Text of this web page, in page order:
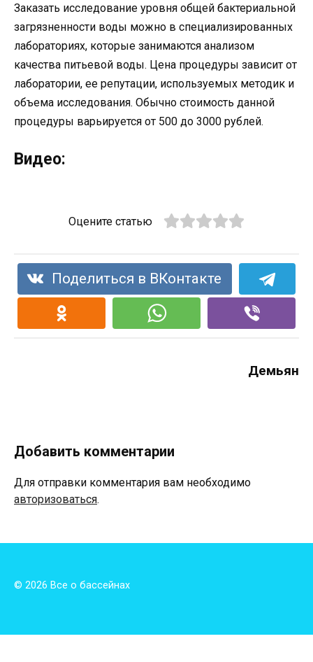
Заказать исследование уровня общей бактериальной
загрязненности воды можно в специализированных
лабораториях, которые занимаются анализом
качества питьевой воды. Цена процедуры зависит от
лаборатории, ее репутации, используемых методик и
объема исследования. Обычно стоимость данной
процедуры варьируется от 500 до 3000 рублей.
Видео:
Оцените статью
Поделиться в ВКонтакте
Демьян
Добавить комментарии
Для отправки комментария вам необходимо
авторизоваться.
© 2026 Все о бассейнах